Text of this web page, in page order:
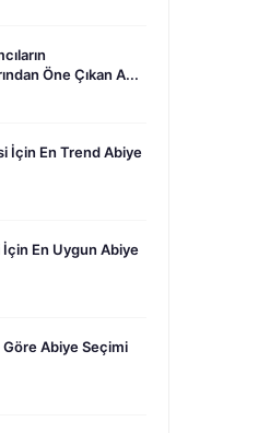
Öne Çıkan A...
İçin En Trend Abiye
İçin En Uygun Abiye
Abiye Seçimi